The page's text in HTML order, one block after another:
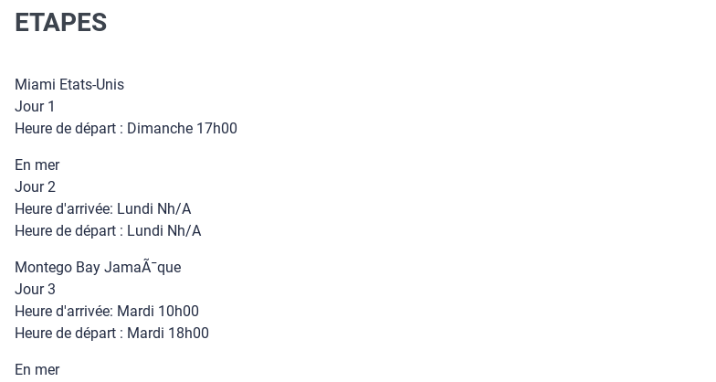
ETAPES
Miami Etats-Unis
Jour 1
Heure de départ : Dimanche 17h00
En mer
Jour 2
Heure d'arrivée: Lundi Nh/A
Heure de départ : Lundi Nh/A
Montego Bay JamaÃ¯que
Jour 3
Heure d'arrivée: Mardi 10h00
Heure de départ : Mardi 18h00
En mer